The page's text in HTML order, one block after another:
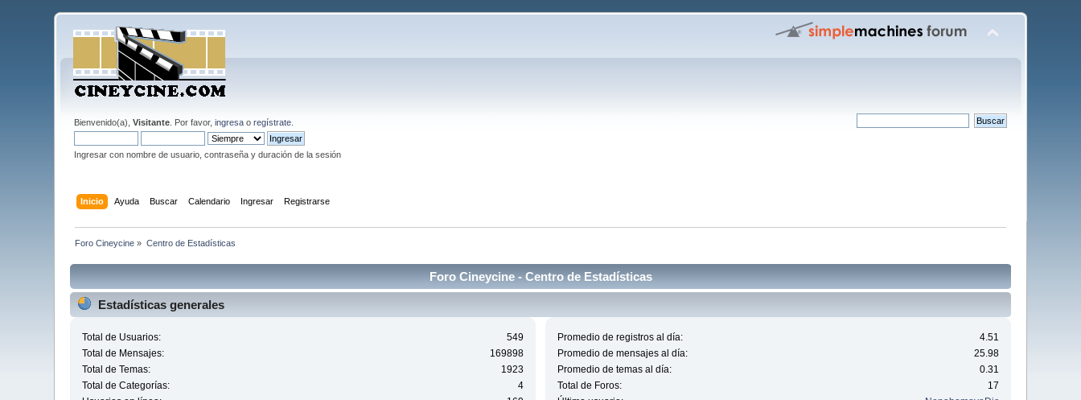
Bienvenido(a),Visitante . Por favor,ingresa oregístrate
Ingresar con nombre de usuario, contraseña y duración de la sesión
Inicio Ayuda Buscar Calendario Ingresar Registrarse
Foro Cineycine » Centro de Estadísticas
Foro Cineycine - Centro de Estadísticas
Estadísticas generales
Total de Usuarios:
549
Total de Mensajes:
169898
Total de Temas:
1923
Total de Categorías:
4
Promedio de registros al día:
4.51
Promedio de mensajes al día:
25.98
Promedio de temas al día:
0.31
Total de Foros:
17